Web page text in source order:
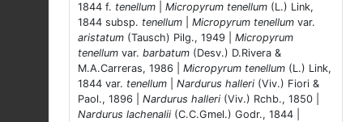
1844 f. tenellum Micropyrum tenellum (L.) Link,
1844 subsp. tenellum Micropyrum tenellum var.
aristatum (Tausch) Pilg., 1949 | Micropyrum
tenellum var. barbatum (Desv.) D.Rivera &
M.A.Carreras, 1986 | Micropyrum tenellum (L.) Link,
1844 var. tenellum Nardurus halleri (Viv.) Fiori &
Paol., 1896 | Nardurus halleri (Viv.) Rchb., 1850 |
Nardurus lachenalii (C.C.Gmel.) Godr., 1844 |